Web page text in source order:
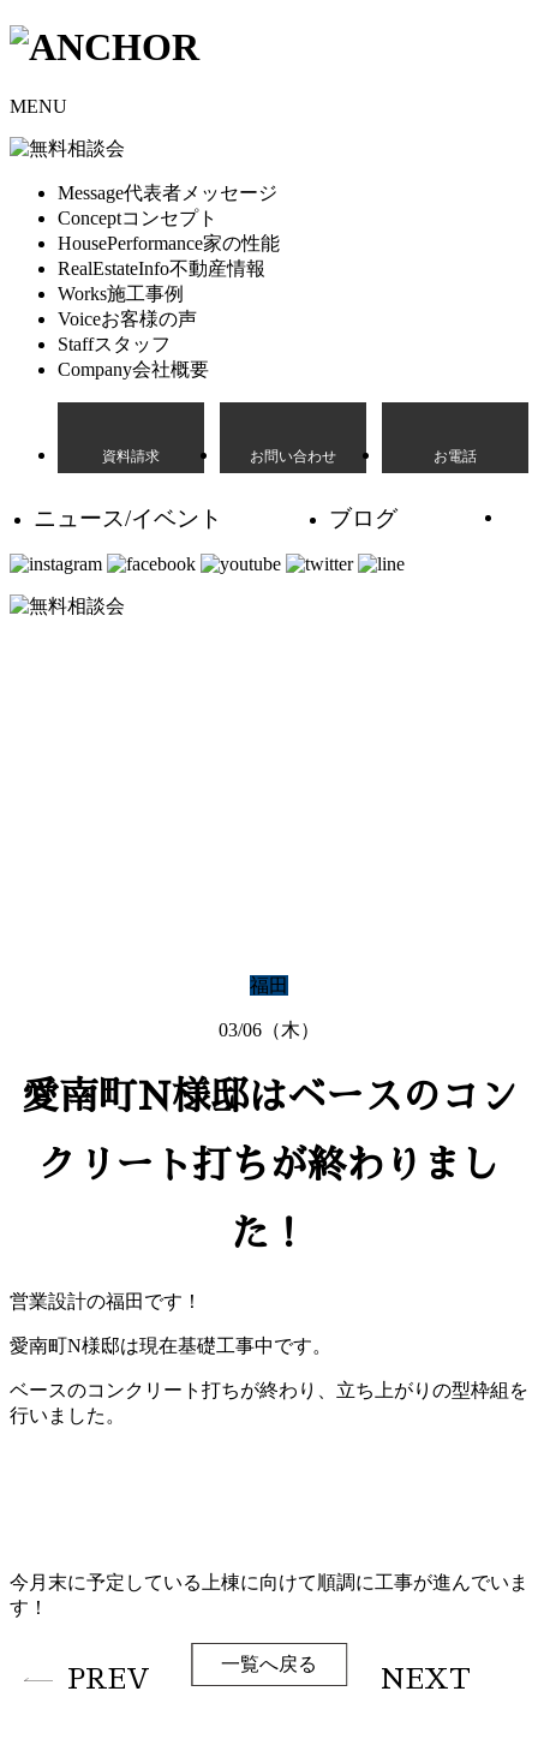
MENU
Message代表者メッセージ
Conceptコンセプト
HousePerformance家の性能
RealEstateInfo不動産情報
Works施工事例
Voiceお客様の声
Staffスタッフ
Company会社概要
資料請求 お問い合わせ お電話
ニュース/イベント ブログ
福田
03/06（木）
愛南町N様邸はベースのコン
クリート打ちが終わりまし
た！
営業設計の福田です！
愛南町N様邸は現在基礎工事中です。
ベースのコンクリート打ちが終わり、立ち上がりの型枠組を
行いました。
今月末に予定している上棟に向けて順調に工事が進んでいま
す！
PREV NEXT
一覧へ戻る